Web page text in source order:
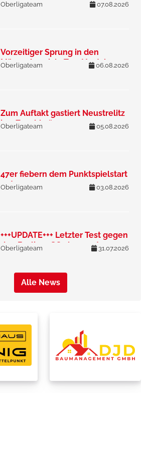
Oberligateam 07.08.2026
Vorzeitiger Sprung in den
Männerbereich: Tom Ventzke
entscheidet sich für Lichtenberg
Oberligateam 06.08.2026
Zum Auftakt gastiert Neustrelitz
im „Zoschke“
Oberligateam 05.08.2026
47er fiebern dem Punktspielstart
entgegen
Oberligateam 03.08.2026
+++UPDATE+++ Letzter Test gegen
den Berliner SC abgesagt
Oberligateam 31.07.2026
Alle News